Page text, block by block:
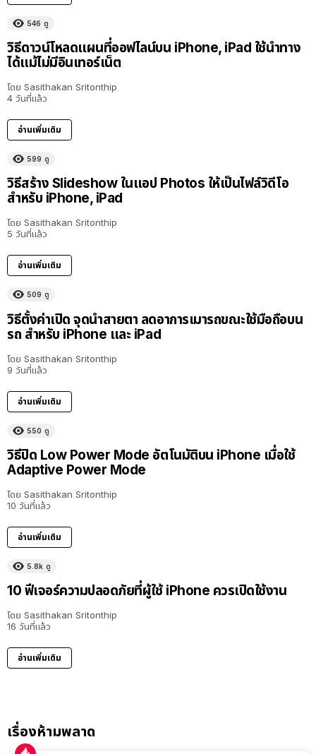
546 ดู
วิธีดาวน์โหลดแผนที่ออฟไลน์บน iPhone, iPad ใช้นำทาง
ได้แม้ไม่มีอินเทอร์เน็ต
โดย Sasithakan Sritonthip
4 วันที่แล้ว
อ่านเพิ่มเติม
599 ดู
วิธีสร้าง Slideshow ในแอป Photos ให้เป็นไฟล์วิดีโอ
สำหรับ iPhone, iPad
โดย Sasithakan Sritonthip
5 วันที่แล้ว
อ่านเพิ่มเติม
509 ดู
วิธีตั้งค่าเปิด จุดนำสายตา ลดอาการเมารถขณะใช้มือถือบน
รถ สำหรับ iPhone และ iPad
โดย Sasithakan Sritonthip
9 วันที่แล้ว
อ่านเพิ่มเติม
550 ดู
วิธีปิด Low Power Mode อัตโนมัติบน iPhone เมื่อใช้
Adaptive Power Mode
โดย Sasithakan Sritonthip
10 วันที่แล้ว
อ่านเพิ่มเติม
5.8k ดู
10 ฟีเจอร์ความปลอดภัยที่ผู้ใช้ iPhone ควรเปิดใช้งาน
โดย Sasithakan Sritonthip
16 วันที่แล้ว
อ่านเพิ่มเติม
เรื่องห้ามพลาด